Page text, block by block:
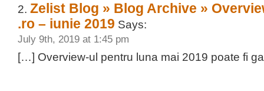
Zelist Blog » Blog Archive »
.ro – iunie 2019 Says:
July 9th, 2019 at 1:45 pm
[…] Overview-ul pentru luna mai 2019 poate fi